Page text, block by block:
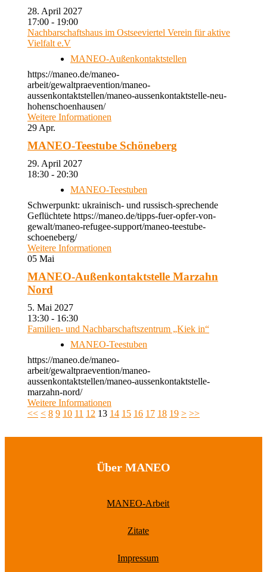
28. April 2027
17:00 - 19:00
Nachbarschaftshaus im Ostseeviertel Verein für aktive
Vielfalt e.V
MANEO-Außenkontaktstellen
https://maneo.de/maneo-
arbeit/gewaltpraevention/maneo-
aussenkontaktstellen/maneo-aussenkontaktstelle-neu-
hohenschoenhausen/
Weitere Informationen
29 Apr.
MANEO-Teestube Schöneberg
29. April 2027
18:30 - 20:30
MANEO-Teestuben
Schwerpunkt: ukrainisch- und russisch-sprechende
Geflüchtete https://maneo.de/tipps-fuer-opfer-von-
gewalt/maneo-refugee-support/maneo-teestube-
schoeneberg/
Weitere Informationen
05 Mai
MANEO-Außenkontaktstelle Marzahn
Nord
5. Mai 2027
13:30 - 16:30
Familien- und Nachbarschaftszentrum „Kiek in“
MANEO-Teestuben
https://maneo.de/maneo-
arbeit/gewaltpraevention/maneo-
aussenkontaktstellen/maneo-aussenkontaktstelle-
marzahn-nord/
Weitere Informationen
<< < 8 9 10 11 12 13 14 15 16 17 18 19 > >>
Über MANEO
MANEO-Arbeit
Zitate
Impressum